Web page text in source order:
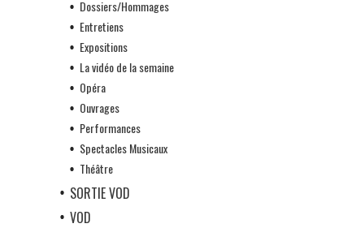
Dossiers/Hommages
Entretiens
Expositions
La vidéo de la semaine
Opéra
Ouvrages
Performances
Spectacles Musicaux
Théâtre
SORTIE VOD
VOD